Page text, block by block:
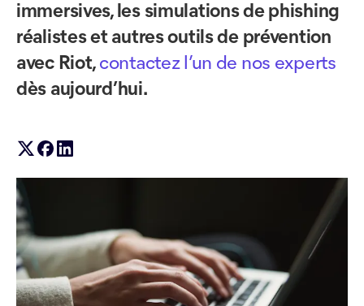
immersives, les simulations de phishing
réalistes et autres outils de prévention
avec Riot, contactez l’un de nos experts
dès aujourd’hui.